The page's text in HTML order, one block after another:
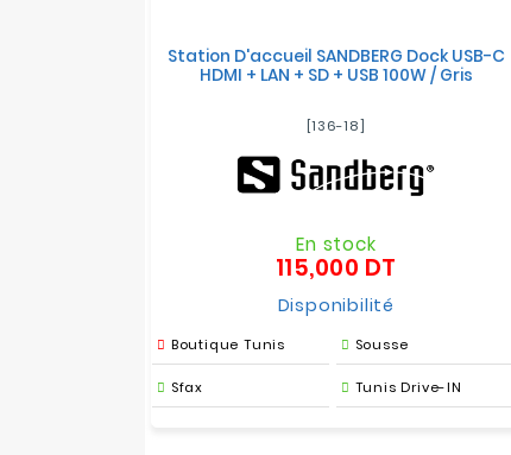
Station D'accueil SANDBERG Dock USB-C
HDMI + LAN + SD + USB 100W / Gris
[136-18]
En stock
115,000 DT
Disponibilité
Boutique Tunis Sousse
Sfax Tunis Drive-IN